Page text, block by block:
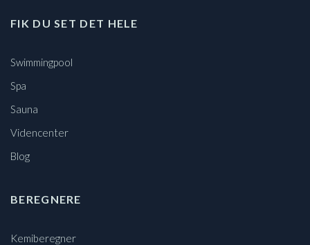
FIK DU SET DET HELE
Swimmingpool
Spa
Sauna
Videncenter
Blog
BEREGNERE
Kemiberegner